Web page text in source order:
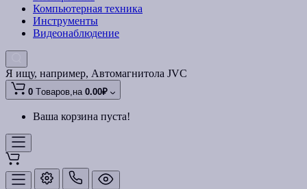
Компьютерная техника
Инструменты
Видеонаблюдение
Я ищу, например, Автомагнитола JVC
0 Tоваров,на 0.00₽
Ваша корзина пуста!